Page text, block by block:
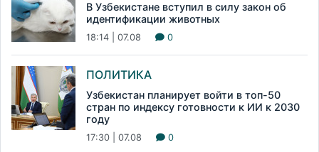
В Узбекистане вступил в силу закон об
идентификации животных
18:14 | 07.08 0
ПОЛИТИКА
Узбекистан планирует войти в топ-50
стран по индексу готовности к ИИ к 2030
году
17:30 | 07.08 0